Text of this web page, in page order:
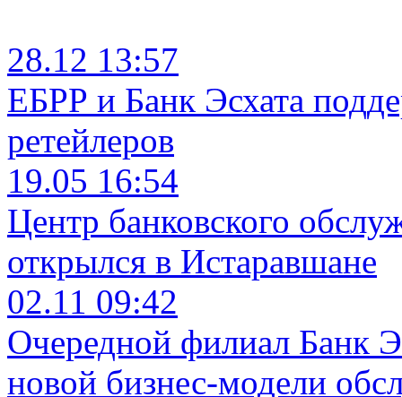
28.12 13:57
ЕБРР и Банк Эсхата
ретейлеров
19.05 16:54
Центр банковского
открылся в Истаравшане
02.11 09:42
Очередной филиал Банк
новой бизнес-модели